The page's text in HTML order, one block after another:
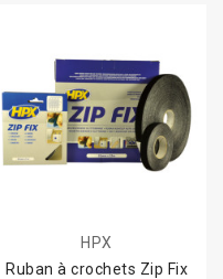
HPX
Ruban à crochets Zip Fix